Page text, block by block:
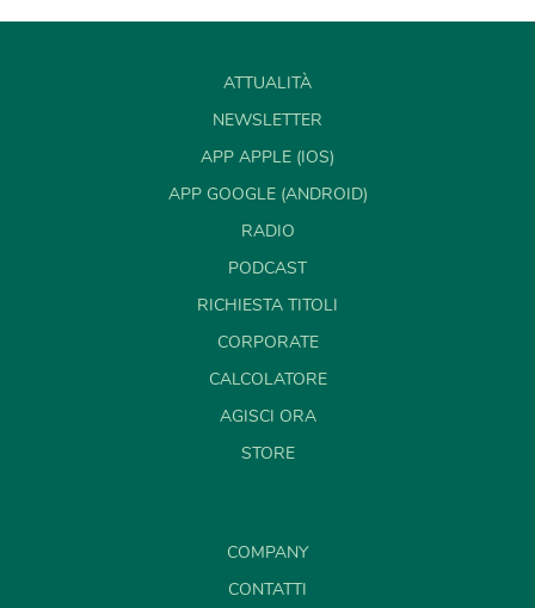
ATTUALITÀ
NEWSLETTER
APP APPLE (IOS)
APP GOOGLE (ANDROID)
RADIO
PODCAST
RICHIESTA TITOLI
CORPORATE
CALCOLATORE
AGISCI ORA
STORE
COMPANY
CONTATTI